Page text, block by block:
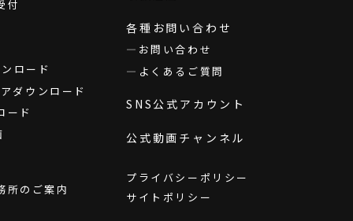
付
ロード
ダウンロード
ード
所のご案内
各種お問い合わせ
お問い合わせ
よくあるご質問
SNS公式アカウント
公式動画チャンネル
プライバシーポリシー
サイトポリシー